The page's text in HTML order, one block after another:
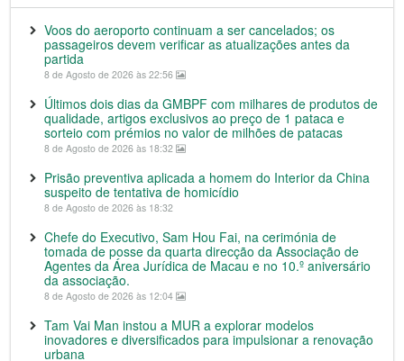
Voos do aeroporto continuam a ser cancelados; os
passageiros devem verificar as atualizações antes da
partida
8 de Agosto de 2026 às 22:56
Últimos dois dias da GMBPF com milhares de produtos de
qualidade, artigos exclusivos ao preço de 1 pataca e
sorteio com prémios no valor de milhões de patacas
8 de Agosto de 2026 às 18:32
Prisão preventiva aplicada a homem do Interior da China
suspeito de tentativa de homicídio
8 de Agosto de 2026 às 18:32
Chefe do Executivo, Sam Hou Fai, na cerimónia de
tomada de posse da quarta direcção da Associação de
Agentes da Área Jurídica de Macau e no 10.º aniversário
da associação.
8 de Agosto de 2026 às 12:04
Tam Vai Man instou a MUR a explorar modelos
inovadores e diversificados para impulsionar a renovação
urbana